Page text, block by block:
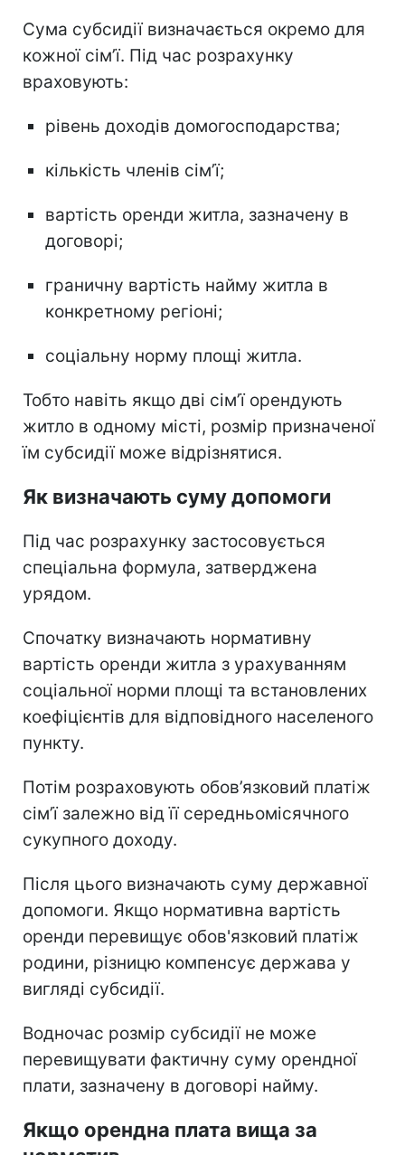
Сума субсидії визначається окремо для
кожної сім’ї. Під час розрахунку
враховують:
рівень доходів домогосподарства;
кількість членів сім’ї;
вартість оренди житла, зазначену в
договорі;
граничну вартість найму житла в
конкретному регіоні;
соціальну норму площі житла.
Тобто навіть якщо дві сім’ї орендують
житло в одному місті, розмір призначеної
їм субсидії може відрізнятися.
Як визначають суму допомоги
Під час розрахунку застосовується
спеціальна формула, затверджена
урядом.
Спочатку визначають нормативну
вартість оренди житла з урахуванням
соціальної норми площі та встановлених
коефіцієнтів для відповідного населеного
пункту.
Потім розраховують обов’язковий платіж
сім’ї залежно від її середньомісячного
сукупного доходу.
Після цього визначають суму державної
допомоги. Якщо нормативна вартість
оренди перевищує обов'язковий платіж
родини, різницю компенсує держава у
вигляді субсидії.
Водночас розмір субсидії не може
перевищувати фактичну суму орендної
плати, зазначену в договорі найму.
Якщо орендна плата вища за